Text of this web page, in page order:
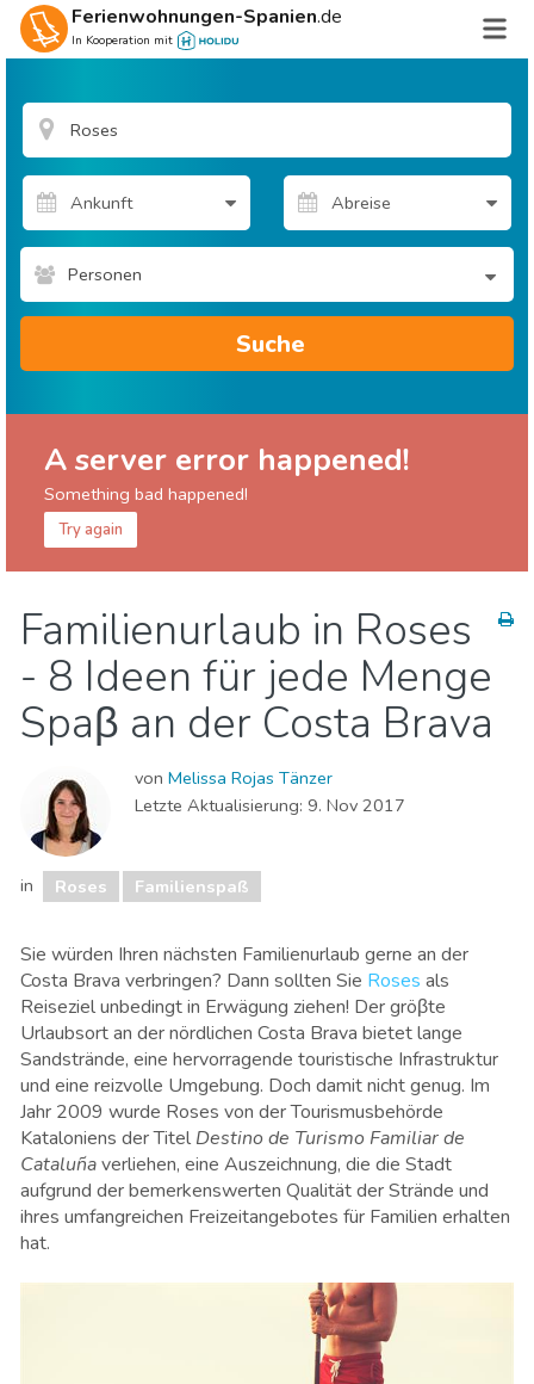
Ferienwohnungen-Spanien.de
In Kooperation mit
Personen
Suche
A server error happened!
Something bad happened!
Try again
Familienspaß
Museen & Kunst
Natur & Freizeit
Strände
Familienurlaub in Roses
- 8 Ideen für jede Menge
Spaβ an der Costa Brava
von Melissa Rojas Tänzer
Letzte Aktualisierung: 9. Nov 2017
in Roses Familienspaß
Sie würden Ihren nächsten Familienurlaub gerne an der
Costa Brava verbringen? Dann sollten Sie Roses als
Reiseziel unbedingt in Erwägung ziehen! Der gröβte
Urlaubsort an der nördlichen Costa Brava bietet lange
Sandstrände, eine hervorragende touristische Infrastruktur
und eine reizvolle Umgebung. Doch damit nicht genug. Im
Jahr 2009 wurde Roses von der Tourismusbehörde
Kataloniens der Titel Destino de Turismo Familiar de
Cataluñaverliehen, eine Auszeichnung, die die Stadt
aufgrund der bemerkenswerten Qualität der Strände und
ihres umfangreichen Freizeitangebotes für Familien erhalten
hat.